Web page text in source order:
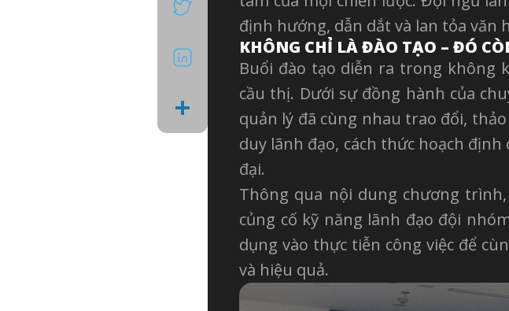
LinkedIn
Share
định hướng, dẫn dắt và lan tỏa văn
KHÔNG CHỈ LÀ ĐÀO TẠO – ĐÓ
Buổi đào tạo diễn ra trong không
cầu thị. Dưới sự đồng hành của
quản lý đã cùng nhau trao đổi,
duy lãnh đạo, cách thức hoạch
đại.
Thông qua nội dung chương
củng cố kỹ năng lãnh đạo đội
dụng vào thực tiễn công việc để
và hiệu quả.